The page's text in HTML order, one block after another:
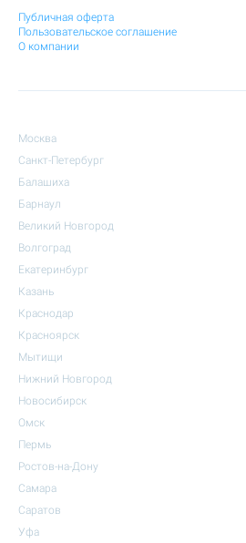
Публичная оферта
Пользовательское соглашение
О компании
Москва
Санкт-Петербург
Балашиха
Барнаул
Великий Новгород
Волгоград
Екатеринбург
Казань
Краснодар
Красноярск
Мытищи
Нижний Новгород
Новосибирск
Омск
Пермь
Ростов-на-Дону
Самара
Саратов
Уфа